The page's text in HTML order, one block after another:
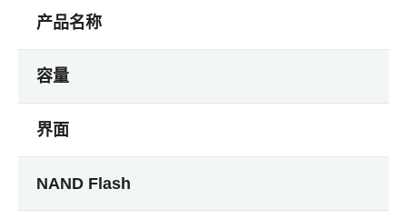
产品名称
容量
界面
NAND Flash